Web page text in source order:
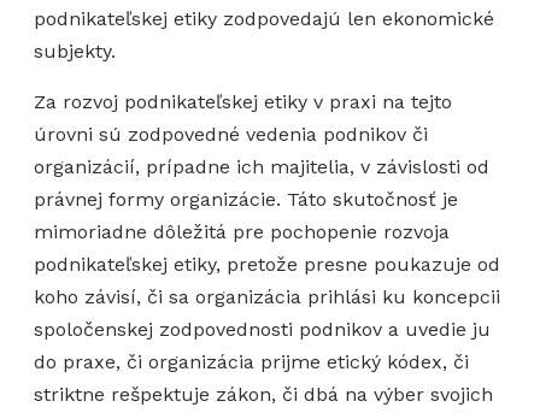
podnikateľskej etiky zodpovedajú len ekonomické
subjekty.
Za rozvoj podnikateľskej etiky v praxi na tejto
úrovni sú zodpovedné vedenia podnikov či
organizácií, prípadne ich majitelia, v závislosti od
právnej formy organizácie. Táto skutočnosť je
mimoriadne dôležitá pre pochopenie rozvoja
podnikateľskej etiky, pretože presne poukazuje od
koho závisí, či sa organizácia prihlási ku koncepcii
spoločenskej zodpovednosti podnikov a uvedie ju
do praxe, či organizácia prijme etický kódex, či
striktne rešpektuje zákon, či dbá na výber svojich